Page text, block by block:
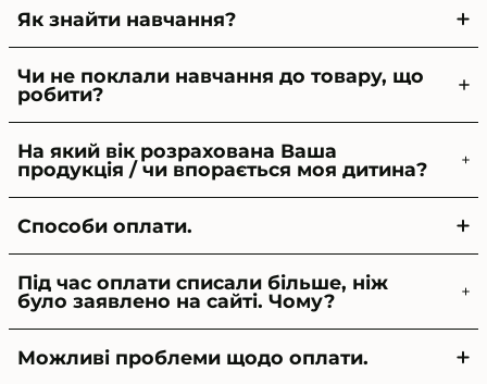
Як знайти навчання?
Чи не поклали навчання до товару, що
робити?
На який вік розрахована Ваша
продукція / чи впорається моя дитина?
Способи оплати.
Під час оплати списали більше, ніж
було заявлено на сайті. Чому?
Можливі проблеми щодо оплати.